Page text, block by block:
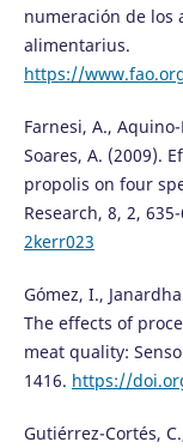
numeración de los
alimentarius.
https://
Farnesi, A.,
Soares, A. (2009).
propolis on four
Research, 8, 2,
2kerr023
Gómez, I.,
The effects of
meat quality:
1416. https://
Gutiérrez-Cortés,